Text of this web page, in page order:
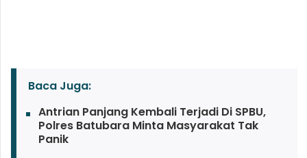
Baca Juga:
Antrian Panjang Kembali Terjadi Di SPBU,
Polres Batubara Minta Masyarakat Tak
Panik